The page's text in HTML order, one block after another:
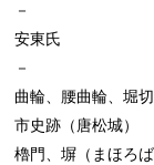
－
安東氏
－
曲輪、腰曲輪、堀
市史跡（唐松城）
櫓門、塀（まほろ